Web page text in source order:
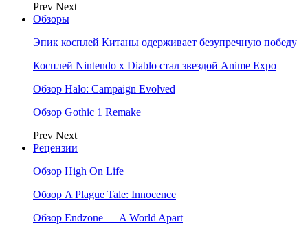
Prev Next
Обзоры
Эпик косплей Китаны одерживает безупречную победу
Косплей Nintendo x Diablo стал звездой Anime Expo
Обзор Halo: Campaign Evolved
Обзор Gothic 1 Remake
Prev Next
Рецензии
Обзор High On Life
Обзор A Plague Tale: Innocence
Обзор Endzone — A World Apart